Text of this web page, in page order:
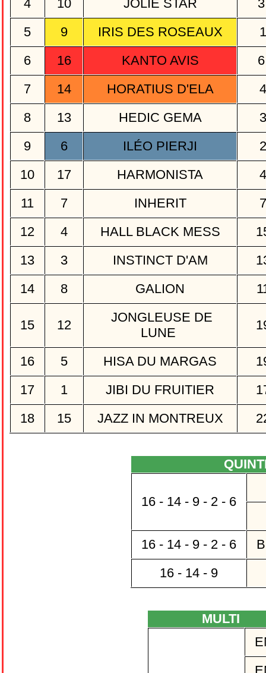
4
10 JOLIE STAR
5
9 IRIS DES ROSEAUX
6
16 KANTO AVIS
7
14 HORATIUS D'ELA
8
13 HEDIC GEMA
9
6 ILÉO PIERJI
10
17 HARMONISTA
11
7 INHERIT
12
4 HALL BLACK MESS
13
3 INSTINCT D'AM
14
8 GALION
15 12
JONGLEUSE DE
LUNE
16 5 HISA DU MARGAS
17
1 JIBI DU FRUITIER
18
15 JAZZ IN MONTREUX
16 - 14 - 9 - 2 - 6
16 - 14 - 9 - 2 - 6
16 - 14 - 9
MULTI